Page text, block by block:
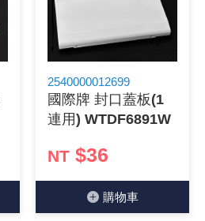
2540000012699
國際牌 封口蓋板(1
連用) WTDF6891W
NT $36
購物⾞